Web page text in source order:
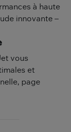
à haute
innovante –
vous
et
page